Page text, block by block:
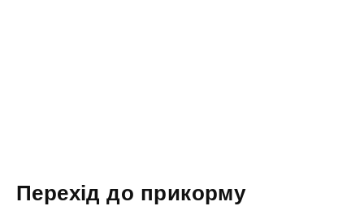
Перехід до прикорму